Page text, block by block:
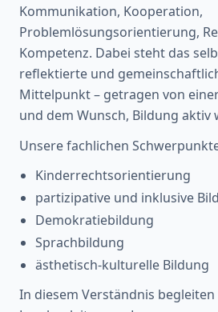
Kommunikation, Kooperation,
Problemlösungsorientierung,
Kompetenz. Dabei steht das
reflektierte und
Mittelpunkt – getragen von
und dem Wunsch, Bildung
Unsere fachlichen
Kinderrechtsorientierung
partizipative und inklusive
Demokratiebildung
Sprachbildung
ästhetisch-kulturelle Bildung
In diesem Verständnis